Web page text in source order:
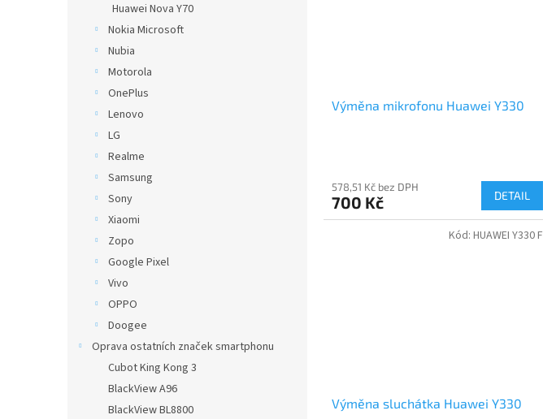
Huawei Nova Y70
Nokia Microsoft
Nubia
Motorola
OnePlus
Lenovo
LG
Realme
Samsung
Sony
Xiaomi
Zopo
Google Pixel
Vivo
OPPO
Doogee
Oprava ostatních značek smartphonu
Cubot King Kong 3
BlackView A96
BlackView BL8800
Výměna mikrofonu Huawei Y330
578,51 Kč bez DPH
700 Kč DETAIL
Výměna sluchátka Huawei Y330
Kód: HUAWEI Y330 F